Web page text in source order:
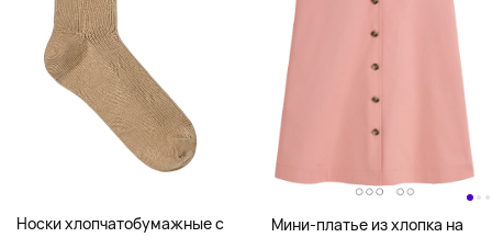
Носки хлопчатобумажные с
Мини-платье из хлопка на